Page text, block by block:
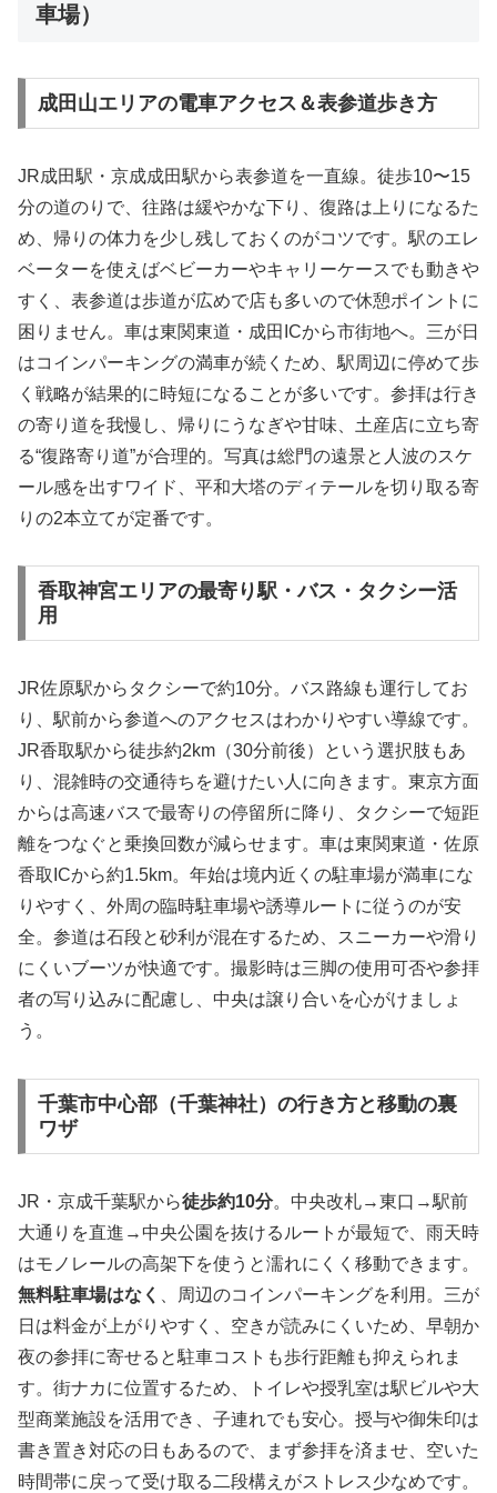
車場）
成田山エリアの電車アクセス＆表参道歩き方
JR成田駅・京成成田駅から表参道を一直線。徒歩10〜15
分の道のりで、往路は緩やかな下り、復路は上りになるた
め、帰りの体力を少し残しておくのがコツです。駅のエレ
ベーターを使えばベビーカーやキャリーケースでも動きや
すく、表参道は歩道が広めで店も多いので休憩ポイントに
困りません。車は東関東道・成田ICから市街地へ。三が日
はコインパーキングの満車が続くため、駅周辺に停めて歩
く戦略が結果的に時短になることが多いです。参拝は行き
の寄り道を我慢し、帰りにうなぎや甘味、土産店に立ち寄
る“復路寄り道”が合理的。写真は総門の遠景と人波のスケ
ール感を出すワイド、平和大塔のディテールを切り取る寄
りの2本立てが定番です。
香取神宮エリアの最寄り駅・バス・タクシー活
用
JR佐原駅からタクシーで約10分。バス路線も運行してお
り、駅前から参道へのアクセスはわかりやすい導線です。
JR香取駅から徒歩約2km（30分前後）という選択肢もあ
り、混雑時の交通待ちを避けたい人に向きます。東京方面
からは高速バスで最寄りの停留所に降り、タクシーで短距
離をつなぐと乗換回数が減らせます。車は東関東道・佐原
香取ICから約1.5km。年始は境内近くの駐車場が満車にな
りやすく、外周の臨時駐車場や誘導ルートに従うのが安
全。参道は石段と砂利が混在するため、スニーカーや滑り
にくいブーツが快適です。撮影時は三脚の使用可否や参拝
者の写り込みに配慮し、中央は譲り合いを心がけましょ
う。
千葉市中心部（千葉神社）の行き方と移動の裏
ワザ
JR・京成千葉駅から徒歩約10分。中央改札→東口→駅前
大通りを直進→中央公園を抜けるルートが最短で、雨天時
はモノレールの高架下を使うと濡れにくく移動できます。
無料駐車場はなく
、周辺のコインパーキングを利用。三が
日は料金が上がりやすく、空きが読みにくいため、早朝か
夜の参拝に寄せると駐車コストも歩行距離も抑えられま
す。街ナカに位置するため、トイレや授乳室は駅ビルや大
型商業施設を活用でき、子連れでも安心。授与や御朱印は
書き置き対応の日もあるので、まず参拝を済ませ、空いた
時間帯に戻って受け取る二段構えがストレス少なめです。